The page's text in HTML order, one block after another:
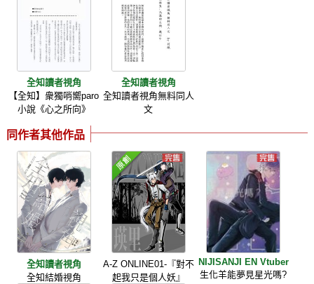
全知讀者視角
【全知】衆獨哨嚮paro
小說《心之所向》
全知讀者視角
全知讀者視角無料同人
文
同作者其他作品
全知讀者視角
全知結婚視角
A-Z ONLINE01-『對不
起我只是個人妖』
NIJISANJI EN Vtuber
生化羊能夢見星光嗎?